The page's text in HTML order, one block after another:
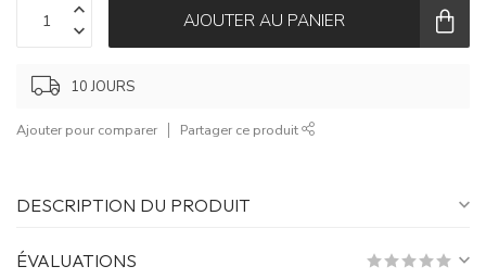
AJOUTER AU PANIER
10 JOURS
Ajouter pour comparer Partager ce produit
DESCRIPTION DU PRODUIT
ÉVALUATIONS